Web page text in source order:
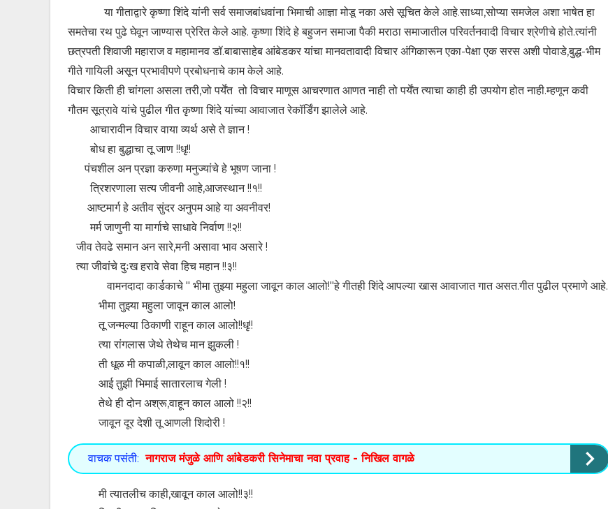
या गीताद्वारे कृष्णा शिंदे यांनी सर्व समाजबांधवांना भिमाची आज्ञा मोडू नका असे सूचित केले आहे.साध्या,सोप्या समजेल अशा भाषेत हा
समतेचा रथ पुढे घेवून जाण्यास प्रेरित केले आहे. कृष्णा शिंदे हे बहुजन समाजा पैकी मराठा समाजातील परिवर्तनवादी विचार श्रेणीचे होते.त्यांनी
छत्रपती शिवाजी महाराज व महामानव डॉ.बाबासाहेब आंबेडकर यांचा मानवतावादी विचार अंगिकारून एका-पेक्षा एक सरस अशी पोवाडे,बुद्ध-भीम
गीते गायिली असून प्रभावीपणे प्रबोधनाचे काम केले आहे.
विचार किती ही चांगला असला तरी,जो पर्येंत तो विचार माणूस आचरणात आणत नाही तो पर्येंत त्याचा काही ही उपयोग होत नाही.म्हणून कवी
गौतम सूत्रावे यांचे पुढील गीत कृष्णा शिंदे यांच्या आवाजात रेकॉर्डिंग झालेले आहे.
आचारावीन विचार वाया व्यर्थ असे ते ज्ञान !
बोध हा बुद्धाचा तू जाण !!धृ!!
पंचशील अन प्रज्ञा करुणा मनुज्यांचे हे भूषण जाना !
त्रिशरणाला सत्य जीवनी आहे,आजस्थान !!१!!
आष्टमार्ग हे अतीव सुंदर अनुपम आहे या अवनीवर!
मर्म जाणुनी या मार्गाचे साधावे निर्वाण !!२!!
जीव तेवढे समान अन सारे,मनी असावा भाव असारे !
त्या जीवांचे दुःख हरावे सेवा हिच महान !!३!!
वामनदादा कार्डकाचे " भीमा तुझ्या महुला जावून काल आलो!"हे गीतही शिंदे आपल्या खास आवाजात गात असत.गीत पुढील प्रमाणे आहे.
भीमा तुझ्या महुला जावून काल आलो!
तू जन्मल्या ठिकाणी राहून काल आलो!!धृ!!
त्या रांगलास जेथे तेथेच मान झुकली !
ती धूळ मी कपाळी,लावून काल आलो!!१!!
आई तुझी भिमाई सातारलाच गेली !
तेथे ही दोन अश्रू,वाहून काल आलो !!२!!
जावून दूर देशी तू आणली शिदोरी !
वाचक पसंती: नागराज मंजुळे आणि आंबेडकरी सिनेमाचा नवा प्रवाह - निखिल वागळे
मी त्यातलीच काही,खावून काल आलो!!३!!